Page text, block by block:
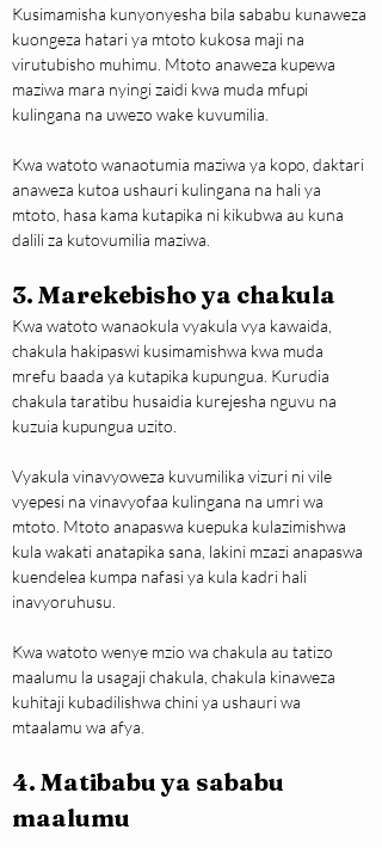
Kusimamisha kunyonyesha bila sababu kunaweza
kuongeza hatari ya mtoto kukosa maji na
virutubisho muhimu. Mtoto anaweza kupewa
maziwa mara nyingi zaidi kwa muda mfupi
kulingana na uwezo wake kuvumilia.
Kwa watoto wanaotumia maziwa ya kopo, daktari
anaweza kutoa ushauri kulingana na hali ya
mtoto, hasa kama kutapika ni kikubwa au kuna
dalili za kutovumilia maziwa.
3. Marekebisho ya chakula
Kwa watoto wanaokula vyakula vya kawaida,
chakula hakipaswi kusimamishwa kwa muda
mrefu baada ya kutapika kupungua. Kurudia
chakula taratibu husaidia kurejesha nguvu na
kuzuia kupungua uzito.
Vyakula vinavyoweza kuvumilika vizuri ni vile
vyepesi na vinavyofaa kulingana na umri wa
mtoto. Mtoto anapaswa kuepuka kulazimishwa
kula wakati anatapika sana, lakini mzazi anapaswa
kuendelea kumpa nafasi ya kula kadri hali
inavyoruhusu.
Kwa watoto wenye mzio wa chakula au tatizo
maalumu la usagaji chakula, chakula kinaweza
kuhitaji kubadilishwa chini ya ushauri wa
mtaalamu wa afya.
4. Matibabu ya sababu
maalumu